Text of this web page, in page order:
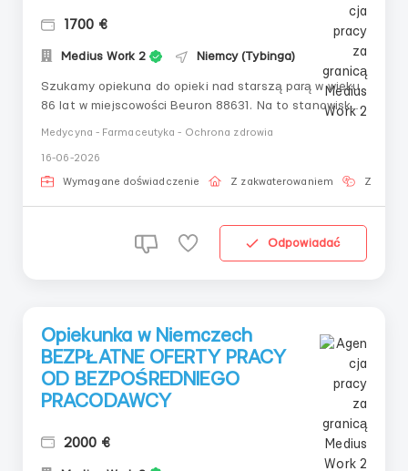
1700 €
Medius Work 2 Niemcy (Tybinga)
Szukamy opiekuna do opieki nad starszą parą w wieku
86 lat w miejscowości Beuron 88631. Na to stanowisko
tylko na zewnątrz. Wiek opiekuna nie powinien
przekraczać 60 lat. Główne obowiązki kandydata
Medycyna - Farmaceutyka - Ochrona zdrowia
16-06-2026
Wymagane doświadczenie Z zakwaterowaniem
Odpowiadać
Opiekunka w Niemczech
BEZPŁATNE OFERTY PRACY
OD BEZPOŚREDNIEGO
PRACODAWCY
2000 €